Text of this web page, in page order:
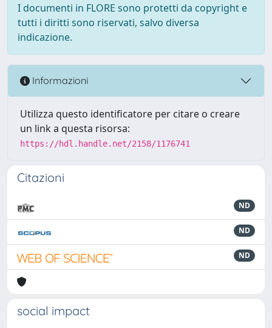
I documenti in FLORE sono protetti da copyright e
tutti i diritti sono riservati, salvo diversa
indicazione.
Informazioni
Utilizza questo identificatore per citare o creare
un link a questa risorsa:
https://hdl.handle.net/2158/1176741
Citazioni
ND
ND
ND
social impact